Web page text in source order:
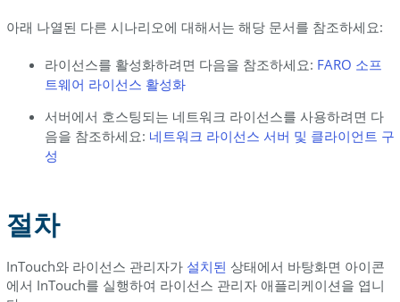
컴
터
에
온
서:
아래 나열된 다른 시나리오에 대해서는 해당 문서를 참조하세요:
라이선스를 활성화하려면 다음을 참조하세요: FARO 소프
트웨어 라이선스 활성화
서버에서 호스팅되는 네트워크 라이선스를 사용하려면 다
음을 참조하세요: 네트워크 라이선스 서버 및 클라이언트 구
성
절차
InTouch와 라이선스 관리자가 설치된 상태에서 바탕화면 아이콘
에서 InTouch를 실행하여 라이선스 관리자 애플리케이션을 엽니